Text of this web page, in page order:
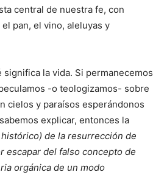
central de nuestra fe, con
pan, el vino, aleluyas y
la vida. Si permanecemos
-o teologizamos- sobre
cielos y paraísos esperándonos
explicar, entonces la
de la resurrección de
escapar del falso concepto de
orgánica de un modo